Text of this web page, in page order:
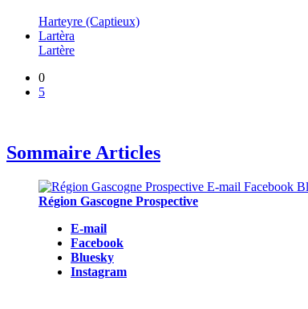
Harteyre (Captieux)
Lartèra
Lartère
0
5
Sommaire Articles
Région Gascogne Prospective
E-mail
Facebook
Bluesky
Instagram